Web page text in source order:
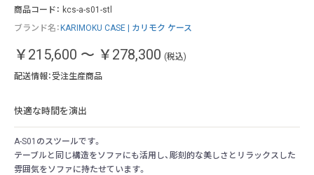
商品コード： kcs-a-s01-stl
ブランド名： KARIMOKU CASE | カリモク ケース
￥215,600 ～ ￥278,300 (税込)
配送情報：受注生産商品
快適な時間を演出
A-S01のスツールです。
テーブルと同じ構造をソファにも活用し、彫刻的な美しさとリラックスした
雰囲気をソファに持たせています。